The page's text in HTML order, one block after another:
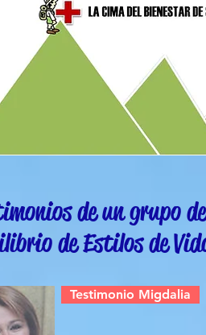
de un grupo de
de Estilos de
Testimonio Migdalia